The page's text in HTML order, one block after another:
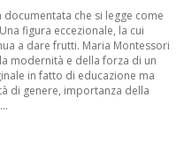
che si legge come
figura eccezionale, la cui
a dare frutti. Maria Montessori
modernità e della forza di un
in fatto di educazione ma
di genere, importanza della